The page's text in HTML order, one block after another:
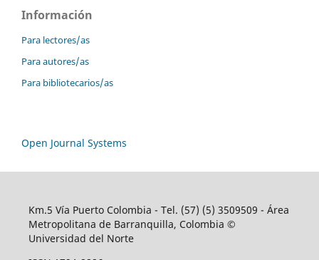
Información
Para lectores/as
Para autores/as
Para bibliotecarios/as
Open Journal Systems
Km.5 Vía Puerto Colombia - Tel. (57) (5) 3509509 - Área
Metropolitana de Barranquilla, Colombia ©
Universidad del Norte